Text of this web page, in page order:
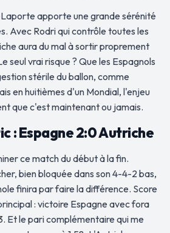
apporte une grande sérénité
Avec Rodri qui contrôle toutes les
aura du mal à sortir proprement
seul vrai risque ? Que les Espagnols
stérile du ballon, comme
en huitièmes d'un Mondial, l'enjeu
que c'est maintenant ou jamais.
: Espagne 2:0 Autriche
ce match du début à la fin.
bien bloquée dans son 4-4-2 bas,
finira par faire la différence. Score
: victoire Espagne avec fora
Et le pari complémentaire qui me